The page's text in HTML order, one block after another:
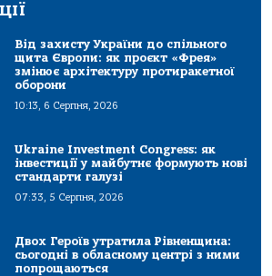
Від захисту України до спільного
щита Європи: як проєкт «Фрея»
змінює архітектуру протиракетної
оборони
10:13, 6 Серпня, 2026
Ukraine Investment Congress: як
інвестиції у майбутнє формують нові
стандарти галузі
07:33, 5 Серпня, 2026
Двох Героїв утратила Рівненщина:
сьогодні в обласному центрі з ними
попрощаються